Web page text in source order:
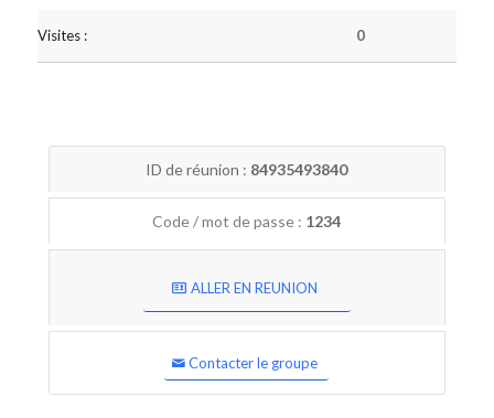
Visites : 0
ID de réunion : 84935493840
Code / mot de passe : 1234
ALLER EN REUNION
Contacter le groupe